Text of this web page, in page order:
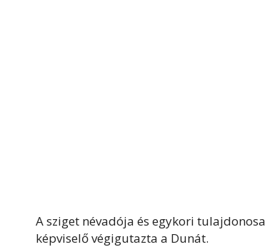
A sziget névadója és egykori
képviselő végigutazta a Dunát.